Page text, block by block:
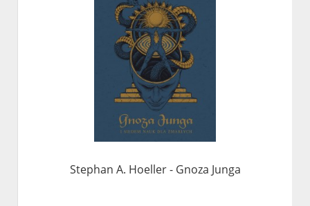
Stephan A. Hoeller - Gnoza Junga